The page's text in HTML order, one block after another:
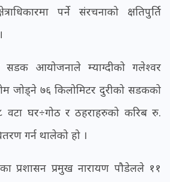
पर्ने संरचनाको क्षतिपुर्ति
सडक आयोजनाले म्याग्दीको गलेश्वर
जोड्ने ७६ किलोमिटर दुरीको सडकको
वटा घर÷गोठ र ठहराहरुको करिब रु.
गर्न थालेको हो ।
प्रशासन प्रमुख नारायण पौडेलले ११